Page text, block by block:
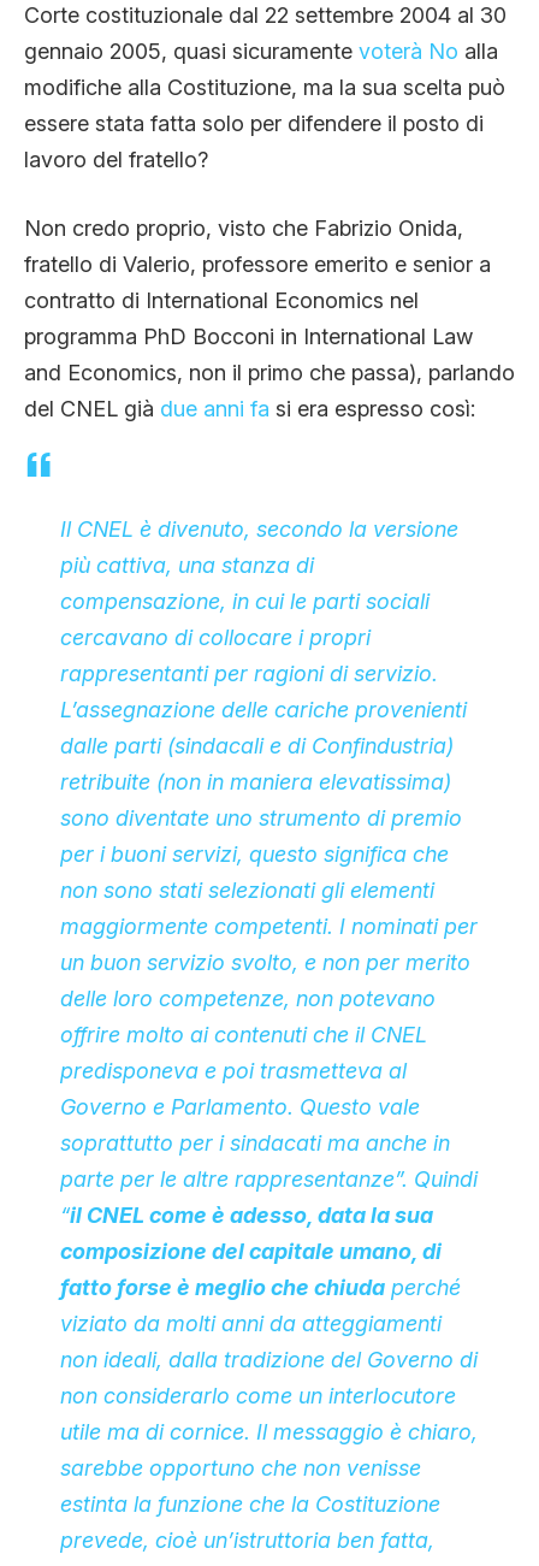
Corte costituzionale dal 22 settembre 2004 al 30
gennaio 2005, quasi sicuramente voterà No alla
modifiche alla Costituzione, ma la sua scelta può
essere stata fatta solo per difendere il posto di
lavoro del fratello?
Non credo proprio, visto che Fabrizio Onida,
fratello di Valerio, professore emerito e senior a
contratto di International Economics nel
programma PhD Bocconi in International Law
and Economics, non il primo che passa), parlando
del CNEL già due anni fa si era espresso così:
Il CNEL è divenuto, secondo la versione
più cattiva, una stanza di
compensazione, in cui le parti sociali
cercavano di collocare i propri
rappresentanti per ragioni di servizio.
L’assegnazione delle cariche provenienti
dalle parti (sindacali e di Confindustria)
retribuite (non in maniera elevatissima)
sono diventate uno strumento di premio
per i buoni servizi, questo significa che
non sono stati selezionati gli elementi
maggiormente competenti. I nominati per
un buon servizio svolto, e non per merito
delle loro competenze, non potevano
offrire molto ai contenuti che il CNEL
predisponeva e poi trasmetteva al
Governo e Parlamento. Questo vale
soprattutto per i sindacati ma anche in
parte per le altre rappresentanze”. Quindi
“il CNEL come è adesso, data la sua
composizione del capitale umano, di
fatto forse è meglio che chiuda perché
viziato da molti anni da atteggiamenti
non ideali, dalla tradizione del Governo di
non considerarlo come un interlocutore
utile ma di cornice. Il messaggio è chiaro,
sarebbe opportuno che non venisse
estinta la funzione che la Costituzione
prevede, cioè un’istruttoria ben fatta,